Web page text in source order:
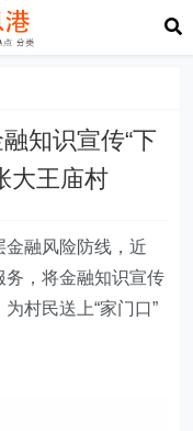
知识宣传“下
大王庙村
金融风险防线，近
务，将金融知识宣传
村民送上“家门口”